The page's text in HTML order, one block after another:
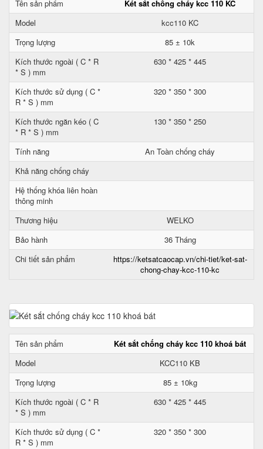
Tên sản phẩm
Két sắt chống cháy kcc 110 KC
Model
kcc110 KC
Trọng lượng
85 ± 10k
Kích thước ngoài ( C * R
* S ) mm
630 * 425 * 445
Kích thước sử dụng ( C *
R * S ) mm
320 * 350 * 300
Kích thước ngăn kéo ( C
* R * S ) mm
130 * 350 * 250
Tính năng
An Toàn chống cháy
Khả năng chống cháy
Hệ thống khóa liên hoàn
thông minh
Thương hiệu
WELKO
Bảo hành
36 Tháng
Chi tiết sản phẩm
https://ketsatcaocap.vn/chi-tiet/ket-sat-
chong-chay-kcc-110-kc
Tên sản phẩm
Két sắt chống cháy kcc 110 khoá bát
Model
KCC110 KB
Trọng lượng
85 ± 10kg
Kích thước ngoài ( C * R
* S ) mm
630 * 425 * 445
Kích thước sử dụng ( C *
R * S ) mm
320 * 350 * 300